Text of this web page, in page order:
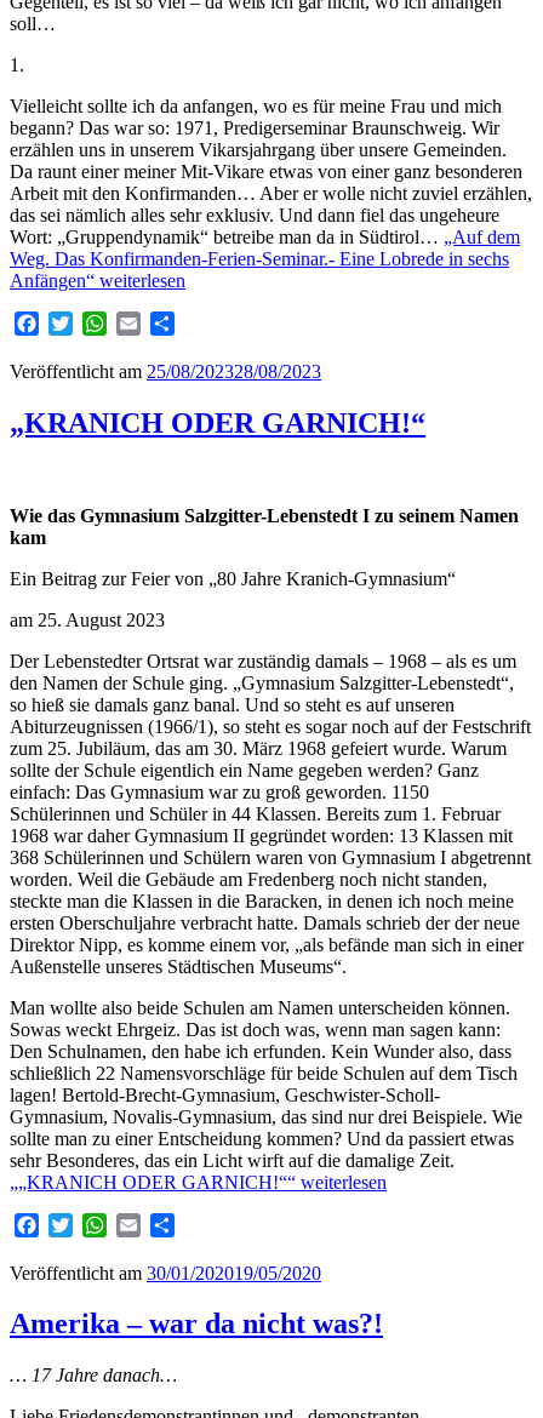
soll…
1.
Vielleicht sollte ich da anfangen, wo es für meine Frau und mich
begann? Das war so: 1971, Predigerseminar Braunschweig. Wir
erzählen uns in unserem Vikarsjahrgang über unsere Gemeinden.
Da raunt einer meiner Mit-Vikare etwas von einer ganz besonderen
Arbeit mit den Konfirmanden… Aber er wolle nicht zuviel erzählen,
das sei nämlich alles sehr exklusiv. Und dann fiel das ungeheure
Wort: „Gruppendynamik“ betreibe man da in Südtirol… „Auf dem
Weg. Das Konfirmanden-Ferien-Seminar.- Eine Lobrede in sechs
Anfängen“ weiterlesen
FacebookTwitterWhatsApp
Email
Veröffentlicht am 25/08/202328/08/2023
„KRANICH ODER GARNICH!“
Wie das Gymnasium Salzgitter-Lebenstedt I zu seinem Namen
kam
Ein Beitrag zur Feier von „80 Jahre Kranich-Gymnasium“
am 25. August 2023
Der Lebenstedter Ortsrat war zuständig damals – 1968 – als es um
den Namen der Schule ging. „Gymnasium Salzgitter-Lebenstedt“,
so hieß sie damals ganz banal. Und so steht es auf unseren
Abiturzeugnissen (1966/1), so steht es sogar noch auf der Festschrift
zum 25. Jubiläum, das am 30. März 1968 gefeiert wurde. Warum
sollte der Schule eigentlich ein Name gegeben werden? Ganz
einfach: Das Gymnasium war zu groß geworden. 1150
Schülerinnen und Schüler in 44 Klassen. Bereits zum 1. Februar
1968 war daher Gymnasium II gegründet worden: 13 Klassen mit
368 Schülerinnen und Schülern waren von Gymnasium I abgetrennt
worden. Weil die Gebäude am Fredenberg noch nicht standen,
steckte man die Klassen in die Baracken, in denen ich noch meine
ersten Oberschuljahre verbracht hatte. Damals schrieb der der neue
Direktor Nipp, es komme einem vor, „als befände man sich in einer
Außenstelle unseres Städtischen Museums“.
Man wollte also beide Schulen am Namen unterscheiden können.
Sowas weckt Ehrgeiz. Das ist doch was, wenn man sagen kann:
Den Schulnamen, den habe ich erfunden. Kein Wunder also, dass
schließlich 22 Namensvorschläge für beide Schulen auf dem Tisch
lagen! Bertold-Brecht-Gymnasium, Geschwister-Scholl-
Gymnasium, Novalis-Gymnasium, das sind nur drei Beispiele. Wie
sollte man zu einer Entscheidung kommen? Und da passiert etwas
sehr Besonderes, das ein Licht wirft auf die damalige Zeit.
„„KRANICH ODER GARNICH!““ weiterlesen
FacebookTwitterWhatsApp
Email
Veröffentlicht am 30/01/202019/05/2020
Amerika – war da nicht was?!
… 17 Jahre danach…